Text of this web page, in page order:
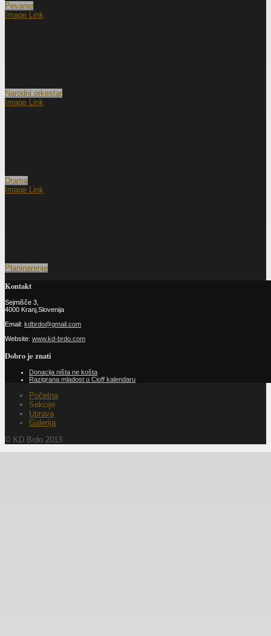
Pevanje
Image Link
Narodni orkestar
Image Link
Drama
Image Link
Planinarenje
Kontakt
Sejmišče 3,
4000 Kranj,Slovenija
Email: kdbrdo@gmail.com
Website: www.kd-brdo.com
Dobro je znati
Donacija ništa ne košta
Razigrana mladost u Cioff kalendaru
Početna
Sekcije
Uprava
Galerija
© KD Brdo 2013